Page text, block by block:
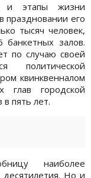
и этапы жизни
праздновании его
тысяч человек,
залов.
по случаю своей
квинквенналом
городской
пять лет.
наиболее
десятилетия. Но и